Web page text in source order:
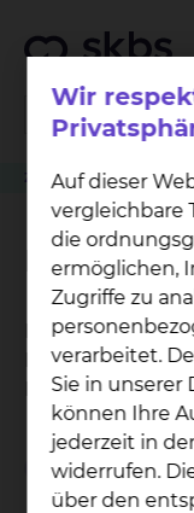
Zuweiser Patient
Das Klinikum
Neurochirurgie
Wir
Auf dieser
vergleichbare
die
ermöglichen,
Zugriffe zu
verarbeitet.
Sie in unserer
können Ihre
jederzeit in
widerrufen.
über den